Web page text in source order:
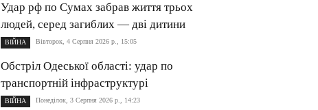
Удар рф по Сумах забрав життя трьох
людей, серед загиблих — дві дитини
ВІЙНА Вівторок, 4 Серпня 2026 р., 15:05
Обстріл Одеської області: удар по
транспортній інфраструктурі
ВІЙНА Понеділок, 3 Серпня 2026 р., 14:23